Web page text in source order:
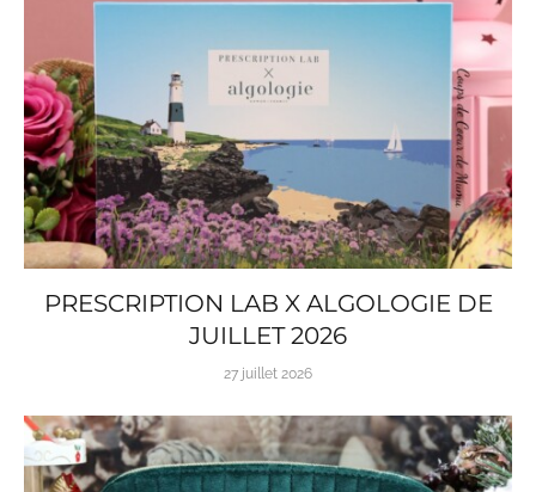
PRESCRIPTION LAB X ALGOLOGIE DE
JUILLET 2026
27 juillet 2026